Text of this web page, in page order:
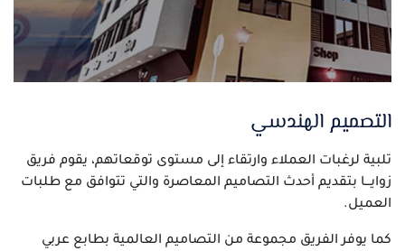
التصميم الهندسي
تلبية لرغبات العملاء وارتقاء إلى مستوى توقعاتهم، يقوم فريق
زوايـــا بتقديم أحدث التصاميم المعاصرة والتي تتوافق مع طلبات
العميل.
كما يوفر الفريق مجموعة من التصاميم العالمية بطابع عربي